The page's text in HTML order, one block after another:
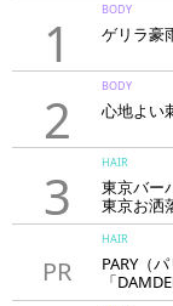
1
BODY
ゲリラ豪
2
BODY
心地よい
3
HAIR
東京バー
東京お洒
PR
HAIR
PARY（
「